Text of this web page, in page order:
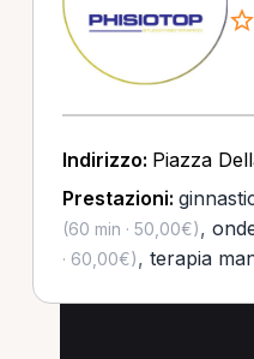
Indirizzo: Piazza
Prestazioni:
(60 min · 50,00€),
· 60,00€), terapia